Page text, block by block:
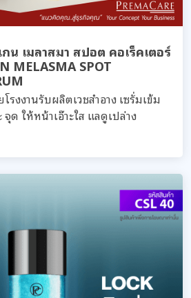
น เมลาสมา สปอต คอเร็คเตอร์
MELASMA SPOT
รงงานรับผลิตเวชสำอาง เซรั่มเข้ม
ให้หน้าเอ๊าะใส แลดูเปล่าง